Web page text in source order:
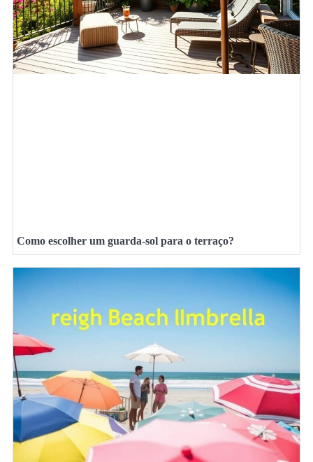
Como escolher um guarda-sol para o terraço?